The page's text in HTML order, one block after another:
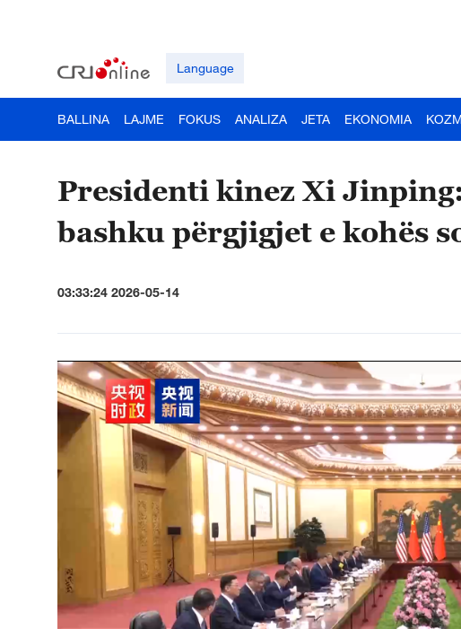
Language
BALLINA LAJME FOKUS ANALIZA JETA EKONOMIA
Presidenti kinez Xi
bashku përgjigjet e kohës
03:33:24 2026-05-14